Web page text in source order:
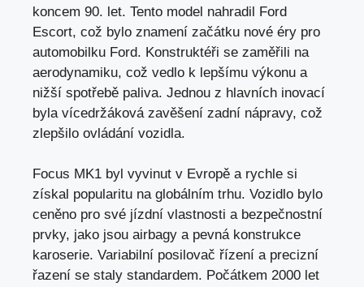
koncem 90. let. Tento model nahradil Ford
Escort, což bylo znamení začátku nové éry pro
automobilku Ford. Konstruktéři se zaměřili na
aerodynamiku, což vedlo k lepšímu výkonu a
nižší spotřebě paliva. Jednou z hlavních inovací
byla vícedržáková zavěšení zadní nápravy, což
zlepšilo ovládání vozidla.
Focus MK1 byl vyvinut v Evropě a rychle si
získal popularitu na globálním trhu. Vozidlo bylo
ceněno pro své jízdní vlastnosti a bezpečnostní
prvky, jako jsou airbagy a pevná konstrukce
karoserie. Variabilní posilovač řízení a precizní
řazení se staly standardem. Počátkem 2000 let